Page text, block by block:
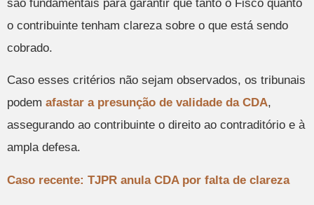
são fundamentais para garantir que tanto o Fisco quanto
o contribuinte tenham clareza sobre o que está sendo
cobrado.
Caso esses critérios não sejam observados, os tribunais
podem afastar a presunção de validade da CDA,
assegurando ao contribuinte o direito ao contraditório e à
ampla defesa.
Caso recente: TJPR anula CDA por falta de clareza